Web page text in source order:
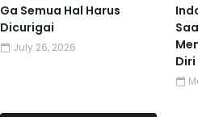
Ga Semua Hal Harus
Dicurigai
July 26, 2026
Diri